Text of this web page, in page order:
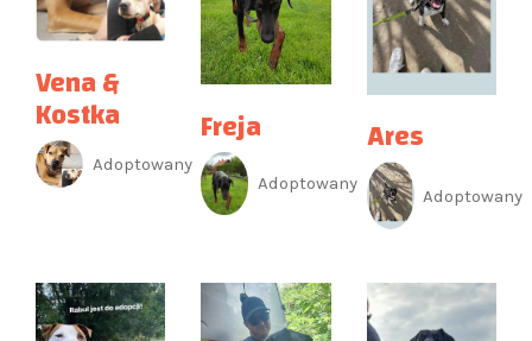
Vena &
Kostka
Adoptowany
Freja
Adoptowany
Ares
Adoptowany